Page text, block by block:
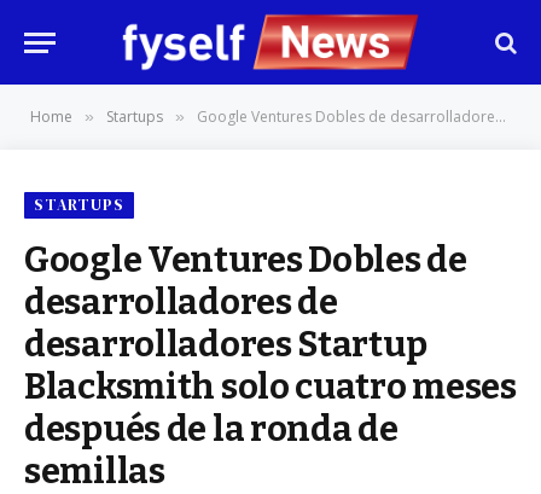
Home » Startups » Google Ventures Dobles de desarrolladores de desarrolladores Startup Blacksmith solo cuatro meses después de la ronda de semillas
STARTUPS
Google Ventures Dobles de
desarrolladores de
desarrolladores Startup
Blacksmith solo cuatro meses
después de la ronda de
semillas